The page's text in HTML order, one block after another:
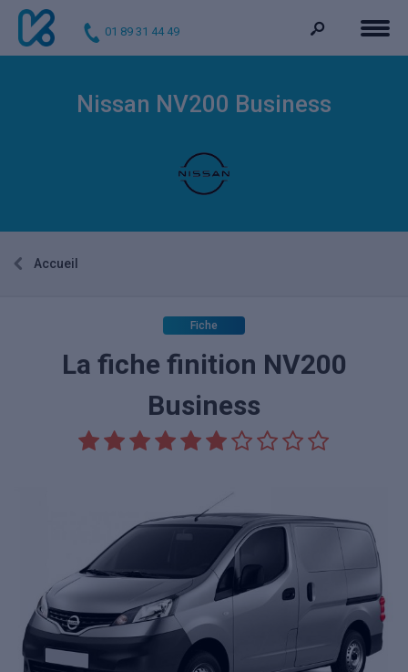
01 89 31 44 49
Nissan NV200 Business
Accueil
Fiche
La fiche finition NV200
Business